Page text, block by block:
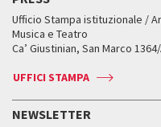
Servizi al pubblico
Come raggiungerci
Press
Orari e sedi
Accrediti
Orari e sedi
Biglietti
Accrediti
Come raggiungerci
Servizi al pubblico
Come raggiungerci
Press
Workshop di critica teatrale
Leone d’oro alla carriera
Leone d’argento
Edizioni passate
Orari e sedi
Fondi e Collezioni
Biennale College ASAC
ASAC DATI
Ufficio Stampa istituzionale /
Musica e Teatro
Ca’ Giustinian, San Marco
UFFICI STAMPA
NEWSLETTER